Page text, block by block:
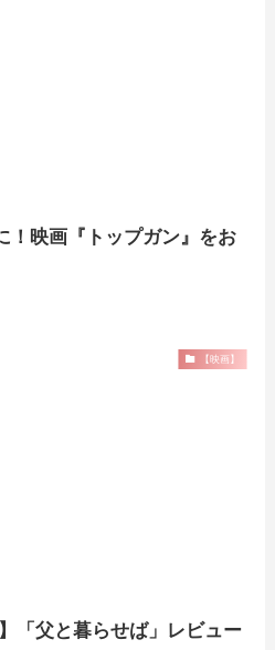
！映画『トップガン』をお
【映画】
「父と暮らせば」レビュー